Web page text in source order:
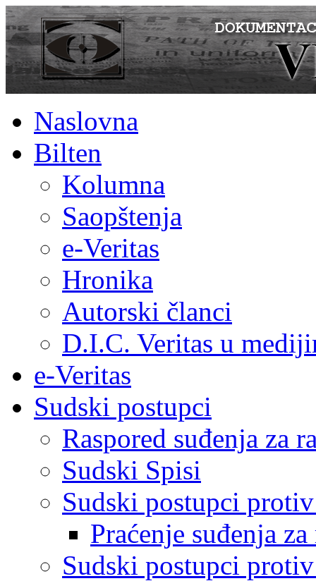
Naslovna
Bilten
Kolumna
Saopštenja
e-Veritas
Hronika
Autorski članci
D.I.C. Veritas u
e-Veritas
Sudski postupci
Raspored suđenja za
Sudski Spisi
Sudski postupci
Praćenje suđenja
Sudski postupci